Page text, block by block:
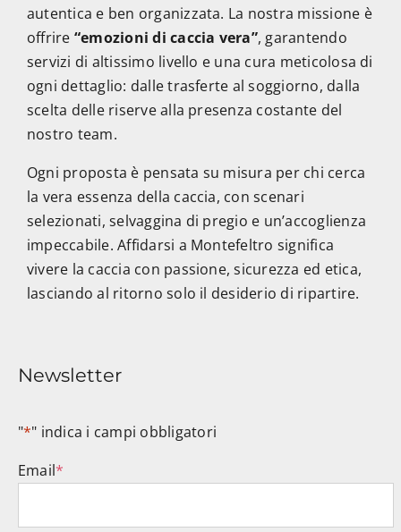
autentica e ben organizzata. La nostra missione è
offrire “emozioni di caccia vera”, garantendo
servizi di altissimo livello e una cura meticolosa di
ogni dettaglio: dalle trasferte al soggiorno, dalla
scelta delle riserve alla presenza costante del
nostro team.
Ogni proposta è pensata su misura per chi cerca
la vera essenza della caccia, con scenari
selezionati, selvaggina di pregio e un’accoglienza
impeccabile. Affidarsi a Montefeltro significa
vivere la caccia con passione, sicurezza ed etica,
lasciando al ritorno solo il desiderio di ripartire.
Newsletter
"*" indica i campi obbligatori
Email*